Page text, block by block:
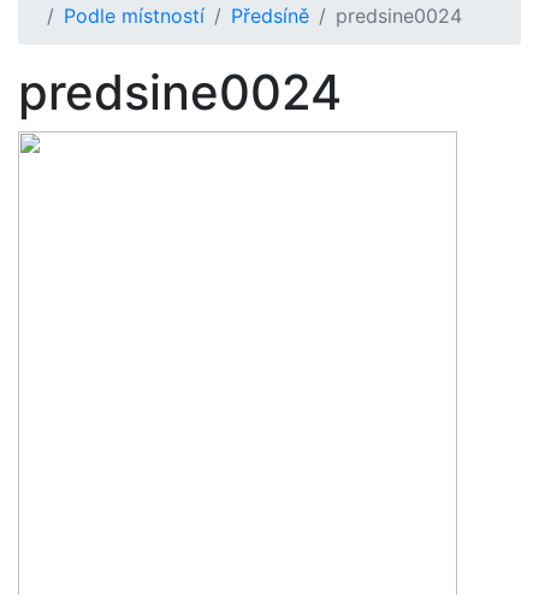
Podle místností
Předsíně predsine0024
predsine0024